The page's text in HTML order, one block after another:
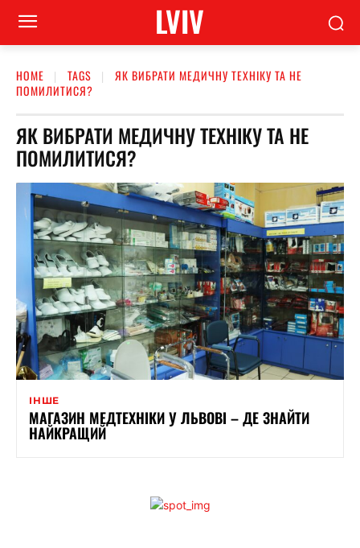
LVIV
HOME TAGS
ЯК ВИБРАТИ МЕДИЧНУ ТЕХНІКУ ТА НЕ
ПОМИЛИТИСЯ?
ЯК ВИБРАТИ МЕДИЧНУ ТЕХНІКУ ТА НЕ
ПОМИЛИТИСЯ?
ІНШЕ
МАГАЗИН МЕДТЕХНІКИ У ЛЬВОВІ – ДЕ ЗНАЙТИ
НАЙКРАЩИЙ